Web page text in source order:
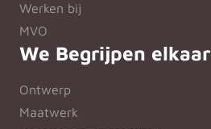
Werken bij
MVO
We Begrijpen elkaar
Ontwerp
Maatwerk